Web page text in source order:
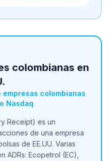
colombianas en
colombianas
Nasdaq
Receipt) es un
de una empresa
de EE.UU. Varias
ADRs: Ecopetrol (EC),